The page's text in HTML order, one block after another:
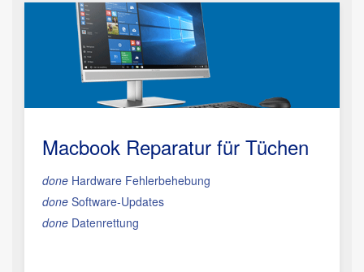
Macbook Reparatur für Tüchen
done Hardware Fehlerbehebung
done Software-Updates
done Datenrettung